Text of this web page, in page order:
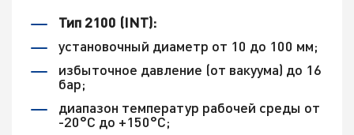
Тип 2100 (INT):
установочный диаметр от 10 до 100 мм;
избыточное давление (от вакуума) до 16
бар;
диапазон температур рабочей среды от
-20°С до +150°С;